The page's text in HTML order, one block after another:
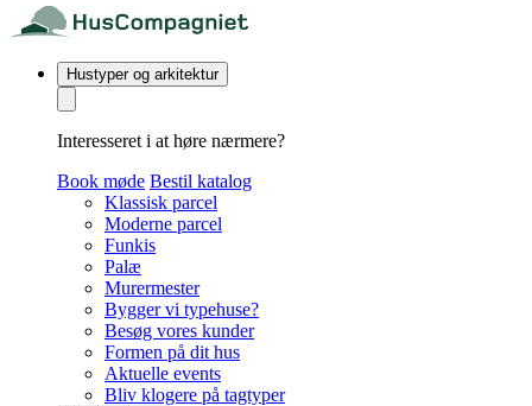
Hustyper og arkitektur
Interesseret i at høre nærmere?
Book møde Bestil katalog
Klassisk parcel
Moderne parcel
Funkis
Palæ
Murermester
Bygger vi typehuse?
Besøg vores kunder
Formen på dit hus
Aktuelle events
Bliv klogere på tagtyper